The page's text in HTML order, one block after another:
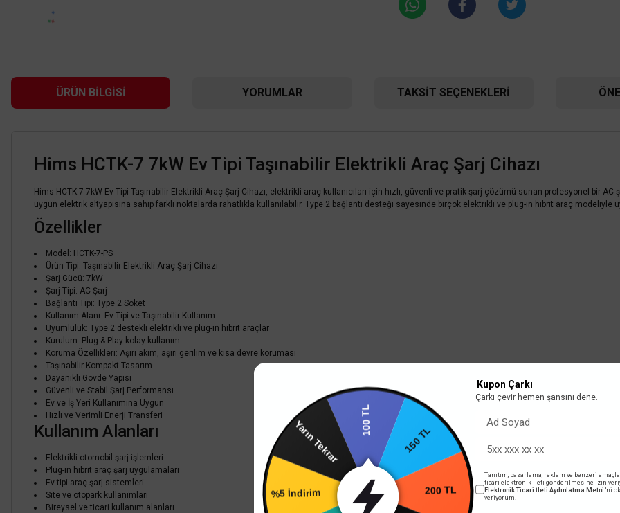
ÜRÜN BILGISI YORUMLAR TAKSIT SEÇENEKLERI
Hims HCTK-7 7kW Ev Tipi Taşınabilir Elektrikli Araç Şarj Cihazı
Hims HCTK-7 7kW Ev Tipi Taşınabilir Elektrikli Araç Şarj Cihazı, elektrikli araç kullanıcıları için hızlı, güvenli ve pratik şarj çözümü sunan profesyonel bir
uygun elektrik altyapısına sahip farklı noktalarda rahatlıkla kullanılabilir. Type 2 bağlantı desteği sayesinde birçok elektrikli ve plug-in hibrit araç modeliyle
Özellikler
Model: HCTK-7-PS
Ürün Tipi: Taşınabilir Elektrikli Araç Şarj Cihazı
Şarj Gücü: 7kW
Şarj Tipi: AC Şarj
Bağlantı Tipi: Type 2 Soket
Kullanım Alanı: Ev Tipi ve Taşınabilir Kullanım
Uyumluluk: Type 2 destekli elektrikli ve plug-in hibrit araçlar
Kurulum: Plug & Play kolay kullanım
Koruma Özellikleri: Aşırı akım, aşırı gerilim ve kısa devre koruması
Taşınabilir Kompakt Tasarım
Dayanıklı Gövde Yapısı
Güvenli ve Stabil Şarj Performansı
Ev ve İş Yeri Kullanımına Uygun
Hızlı ve Verimli Enerji Transferi
Kullanım Alanları
Elektrikli otomobil şarj işlemleri
Plug-in hibrit araç şarj uygulamaları
Ev tipi araç şarj sistemleri
Site ve otopark kullanımları
Bireysel ve ticari kullanım alanları
100 TL
150 TL
200 TL
%5 İndirim
Yarın Tekrar
Kupon Çarkı
Çarkı çevir hemen şansını dene.
Tanıtım, pazarlama, reklam ve benzeri
ticari elektronik ileti gönderilmesine izin
Elektronik Ticari İleti Aydınlatma Metni 'ni
veriyorum.